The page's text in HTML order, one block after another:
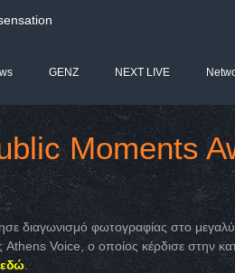
GENZ NEXT LIVE
Moments
διαγωνισμό φωτογραφίας στο
Athens Voice, ο οποίος κέρδισε στην
εδώ